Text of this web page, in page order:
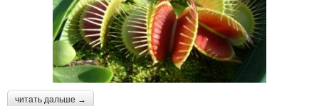
читать дальше →